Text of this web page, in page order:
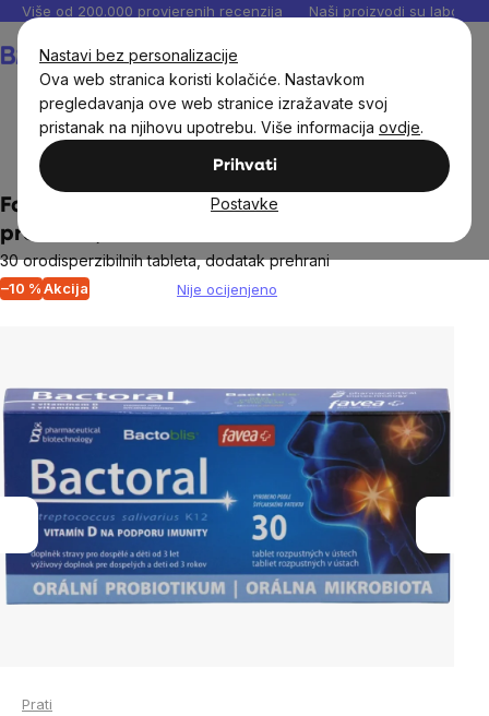
Nastavi bez personalizacije
Ova web stranica koristi kolačiće. Nastavkom
pregledavanja ove web stranice izražavate svoj
pristanak na njihovu upotrebu. Više informacija ovdje.
Prihvati
Postavke
Preskoči
sadržaj
Više od 200.000 provjerenih recenzija Naši proizvodi su
Probiotici i prebiotici
Favea Bactoral & vitamin D, oralni
probiotik, 30 tableta
30 orodisperzibilnih tableta, dodatak prehrani
–10 %Akcija
The
is
0,0
out
5
stars.
Nije ocijenjeno
Prati